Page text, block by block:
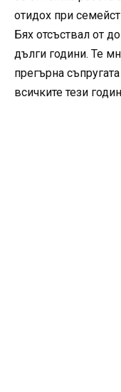
отидох при
Бях отсъствал от
дълги години. Те
прегърна
всичките тези